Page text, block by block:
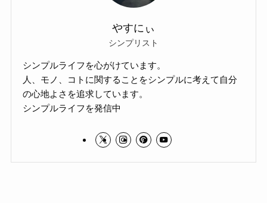
やすにぃ
シンプリスト
シンプルライフを心がけています。
人、モノ、コトに関することをシンプルに考えて自分
の心地よさを追求しています。
シンプルライフを発信中